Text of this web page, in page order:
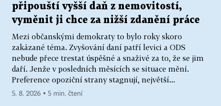
připouští vyšší daň z nemovitostí,
vyměnit ji chce za nižší zdanění práce
Mezi občanskými demokraty to bylo roky skoro
zakázané téma. Zvyšování daní patří levici a ODS
nebude přece trestat úspěšné a snaživé za to, že se jim
daří. Jenže v posledních měsících se situace mění.
Preference opoziční strany stagnují, největší...
5. 8. 2026 ▪ 5 min. čtení